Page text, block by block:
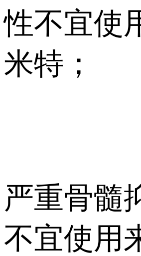
性不宜使
米特；
严重骨髓
不宜使用